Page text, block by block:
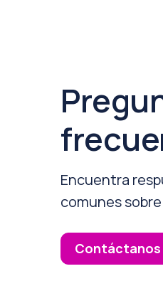
Encuentra
comunes
Contáctanos